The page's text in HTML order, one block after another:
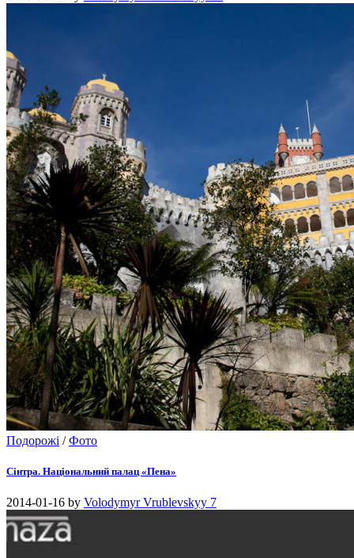
Подорожі /Фото
Сінтра. Національний палац «Пена»
2014-01-16 by Volodymyr Vrublevskyy 7